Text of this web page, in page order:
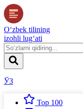
O‘zbek tilining
izohli lug‘ati
ЎЗ
Top 100